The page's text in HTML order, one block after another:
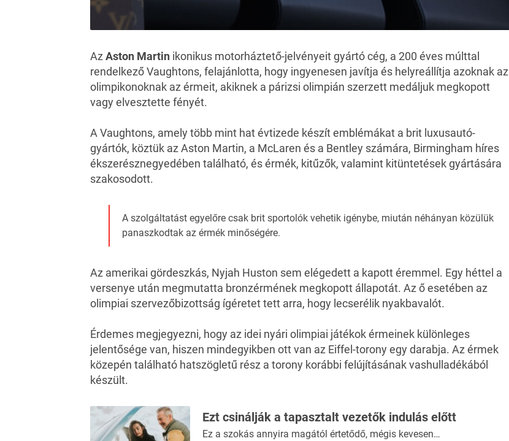
AzAston Martin ikonikus motorháztető-jelvényeit gyártó cég, a 200 éves múlttal
rendelkező Vaughtons, felajánlotta, hogy ingyenesen javítja és helyreállítja azoknak az
olimpikonoknak az érmeit, akiknek a párizsi olimpián szerzett medáljuk megkopott
vagy elvesztette fényét.
A Vaughtons, amely több mint hat évtizede készít emblémákat a brit luxusautó-
gyártók, köztük az Aston Martin, a McLaren és a Bentley számára, Birmingham híres
ékszerésznegyedében található, és érmék, kitűzők, valamint kitüntetések gyártására
szakosodott.
A szolgáltatást egyelőre csak brit sportolók vehetik igénybe, miután néhányan közülük
panaszkodtak az érmék minőségére.
Az amerikai gördeszkás, Nyjah Huston sem elégedett a kapott éremmel. Egy héttel a
versenye után megmutatta bronzérmének megkopott állapotát. Az ő esetében az
olimpiai szervezőbizottság ígéretet tett arra, hogy lecserélik nyakbavalót.
Érdemes megjegyezni, hogy az idei nyári olimpiai játékok érmeinek különleges
jelentősége van, hiszen mindegyikben ott van az Eiffel-torony egy darabja. Az érmek
közepén található hatszögletű rész a torony korábbi felújításának vashulladékából
készült.
Ezt csinálják a tapasztalt vezetők indulás előtt
Ez a szokás annyira magától értetődő, mégis kevesen…